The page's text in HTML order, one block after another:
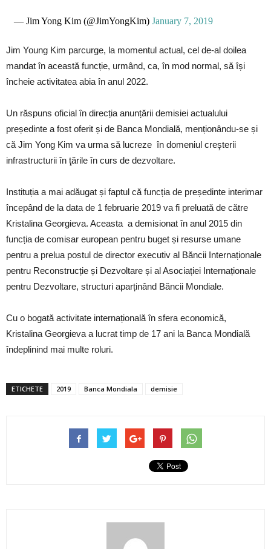
— Jim Yong Kim (@JimYongKim) January 7, 2019
Jim Young Kim parcurge, la momentul actual, cel de-al doilea
mandat în această funcție, urmând, ca, în mod normal, să își
încheie activitatea abia în anul 2022.
Un răspuns oficial în direcția anunțării demisiei actualului
președinte a fost oferit și de Banca Mondială, menționându-se și
că Jim Yong Kim va urma să lucreze în domeniul creşterii
infrastructurii în ţările în curs de dezvoltare.
Instituția a mai adăugat și faptul că funcția de președinte interimar
începând de la data de 1 februarie 2019 va fi preluată de către
Kristalina Georgieva. Aceasta a demisionat în anul 2015 din
funcția de comisar european pentru buget și resurse umane
pentru a prelua postul de director executiv al Băncii Internaționale
pentru Reconstrucție și Dezvoltare și al Asociației Internaționale
pentru Dezvoltare, structuri aparținând Băncii Mondiale.
Cu o bogată activitate internațională în sfera economică,
Kristalina Georgieva a lucrat timp de 17 ani la Banca Mondială
îndeplinind mai multe roluri.
ETICHETE 2019 Banca Mondiala demisie